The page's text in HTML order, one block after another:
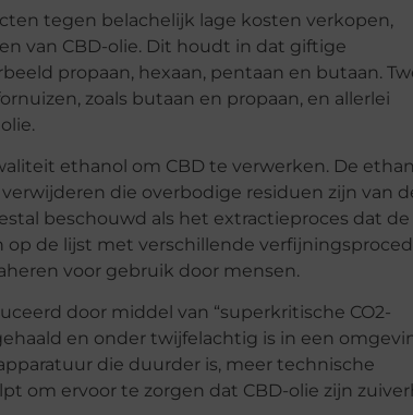
tegen belachelijk lage kosten verkopen,
van CBD-olie. Dit houdt in dat giftige
propaan, hexaan, pentaan en butaan.
zoals butaan en propaan, en allerlei
ethanol om CBD te verwerken. De
die overbodige residuen zijn van
beschouwd als het extractieproces dat de
de lijst met verschillende
voor gebruik door mensen.
door middel van “superkritische CO2-
en onder twijfelachtig is in een
die duurder is, meer technische
om ervoor te zorgen dat CBD-olie zijn